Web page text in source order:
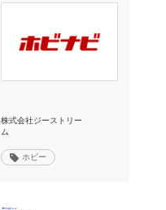
株式会社ジーストリー
ム
ホビー